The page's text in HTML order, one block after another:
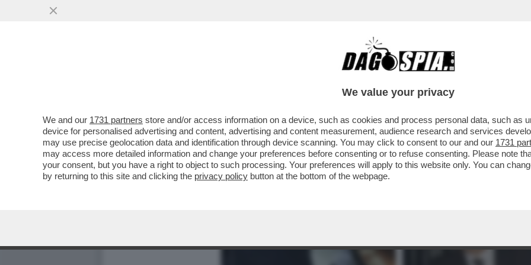
We value your privacy
We and our 1731 partners store and/or access information on a device, such as cookies and process personal data, such as
device for personalised advertising and content, advertising and content measurement, audience research and services
may use precise geolocation data and identification through device scanning. You may click to consent to our and our 1731
may access more detailed information and change your preferences before consenting or to refuse consenting. Please note
your consent, but you have a right to object to such processing. Your preferences will apply to this website only. You can
by returning to this site and clicking the privacy policy button at the bottom of the webpage.